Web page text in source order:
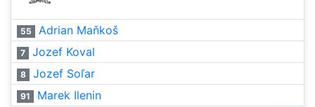
55 Adrian Maňkoš
7 Jozef Koval
8 Jozef Soľar
91 Marek Ilenin